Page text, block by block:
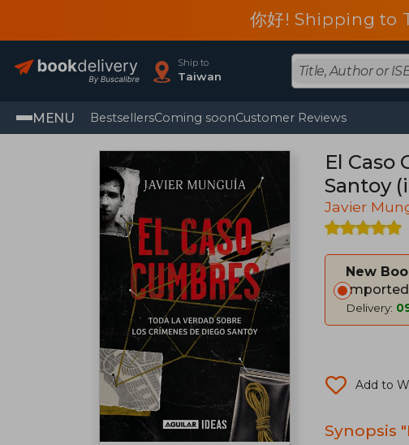
你好! Shipping to
Ship to
Taiwan
MENU BestsellersComing soonCustomer Reviews
El Caso
Santoy
Javier
New
Delivery:
Add to
Synopsis